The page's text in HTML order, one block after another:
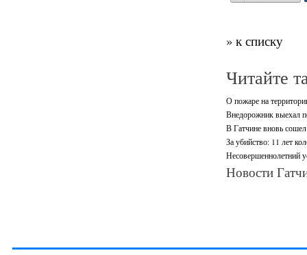
» к списку
Читайте
О пожаре на
Внедорожник выехал
В Гатчине вновь сошел
За убийство: 11 лет
Несовершеннолетний
Новости